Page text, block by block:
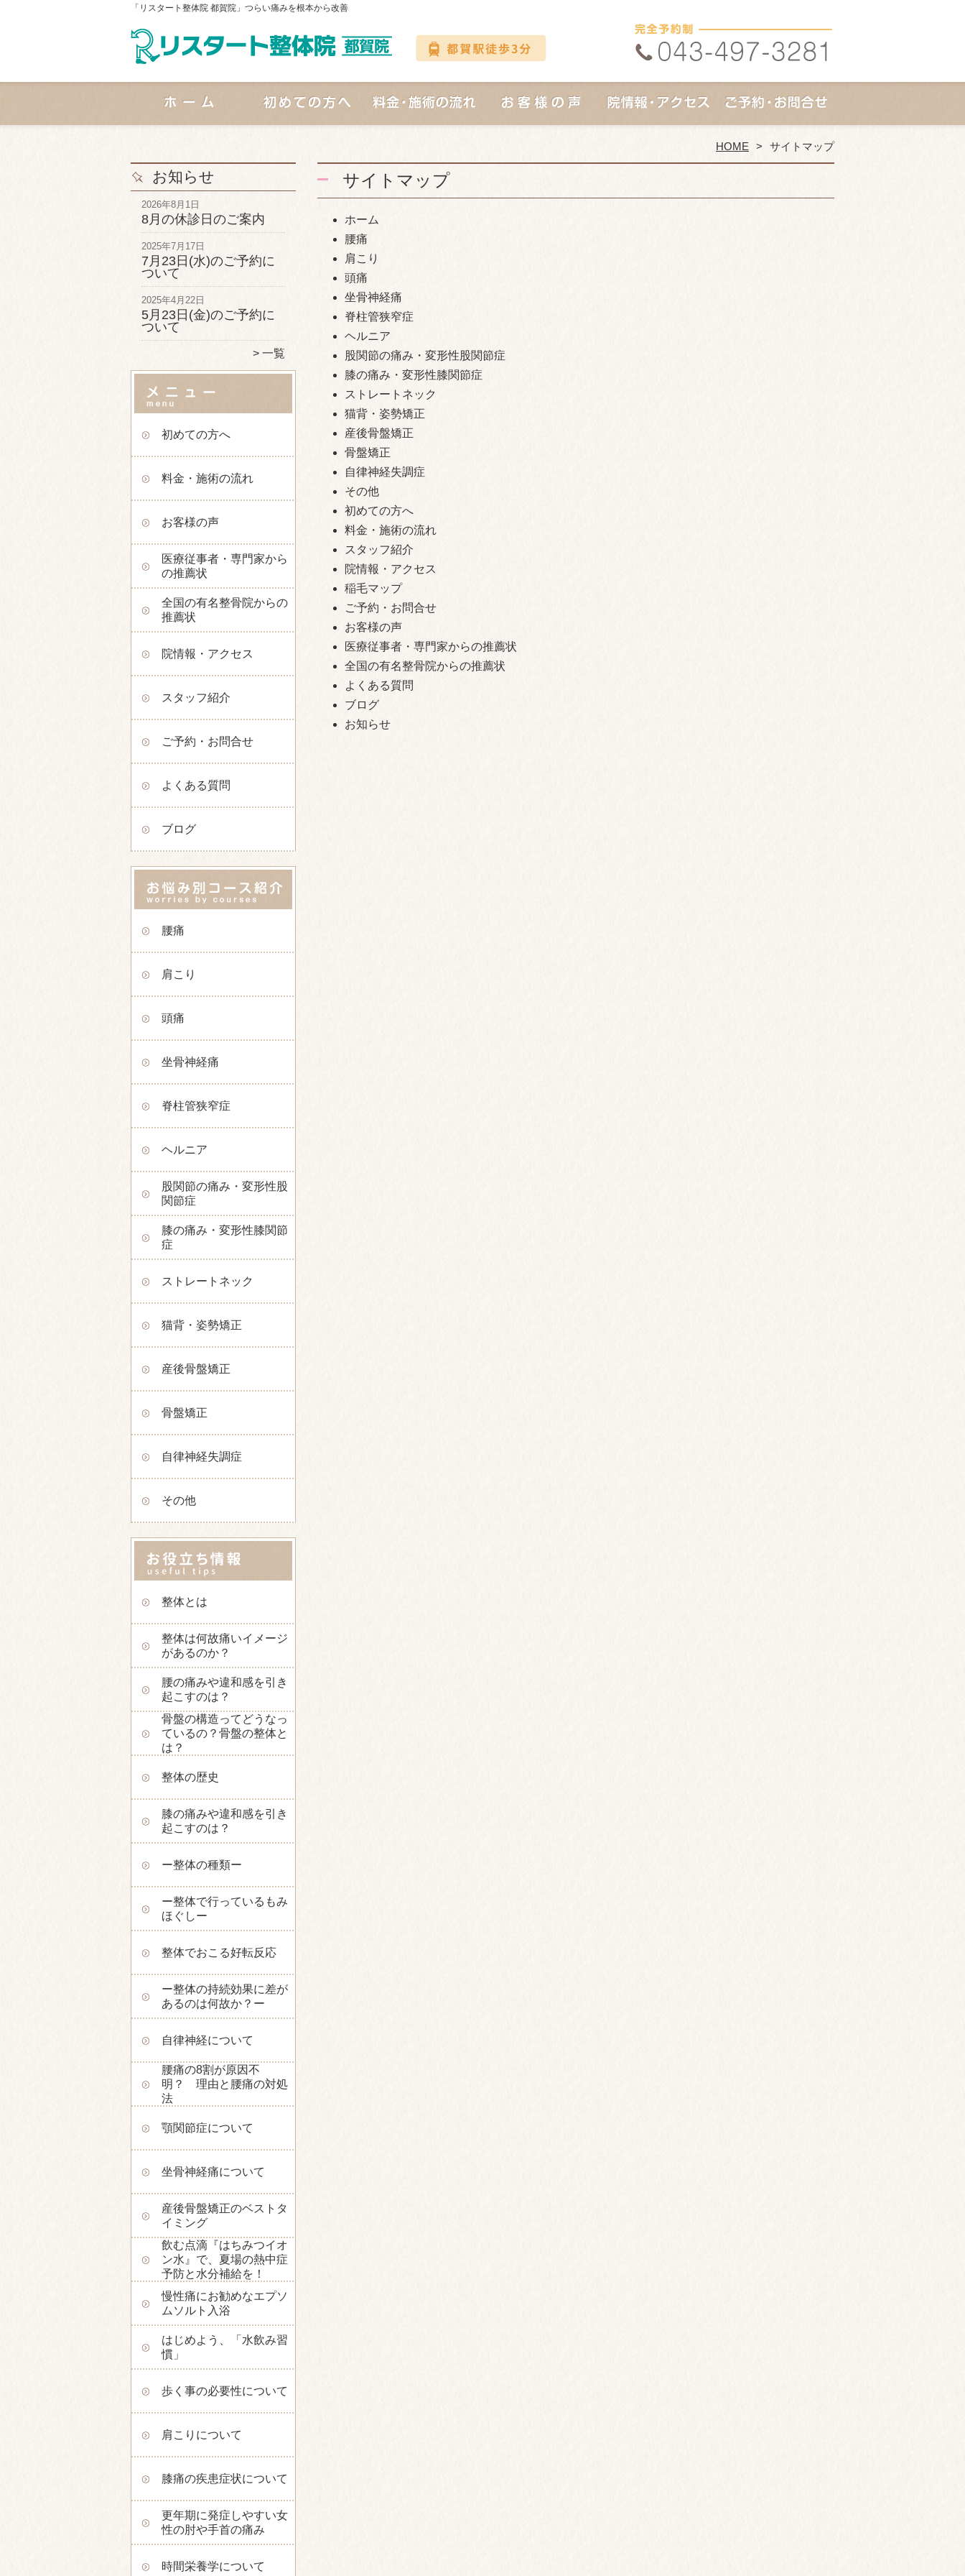
「リスタート整体院 都賀院」つらい痛みを根本から改善
HOME サイトマップ
お知らせ
2026年8月1日
8月の休診日のご案内
2025年7月17日
7月23日(水)のご予約に
ついて
2025年4月22日
5月23日(金)のご予約に
ついて
一覧
初めての方へ
料金・施術の流れ
お客様の声
医療従事者・専門家から
の推薦状
全国の有名整骨院からの
推薦状
院情報・アクセス
スタッフ紹介
ご予約・お問合せ
よくある質問
ブログ
腰痛
肩こり
頭痛
坐骨神経痛
脊柱管狭窄症
ヘルニア
股関節の痛み・変形性股
関節症
膝の痛み・変形性膝関節
症
ストレートネック
猫背・姿勢矯正
産後骨盤矯正
骨盤矯正
自律神経失調症
その他
整体とは
整体は何故痛いイメージ
があるのか？
腰の痛みや違和感を引き
起こすのは？
骨盤の構造ってどうなっ
ているの？骨盤の整体と
は？
整体の歴史
膝の痛みや違和感を引き
起こすのは？
ー整体の種類ー
ー整体で行っているもみ
ほぐしー
整体でおこる好転反応
ー整体の持続効果に差が
あるのは何故か？ー
自律神経について
腰痛の8割が原因不
明？ 理由と腰痛の対処
法
顎関節症について
坐骨神経痛について
産後骨盤矯正のベストタ
イミング
飲む点滴『はちみつイオ
ン水』で、夏場の熱中症
予防と水分補給を！
慢性痛にお勧めなエプソ
ムソルト入浴
はじめよう、「水飲み習
慣」
歩く事の必要性について
肩こりについて
膝痛の疾患症状について
更年期に発症しやすい女
性の肘や手首の痛み
時間栄養学について
サイトマップ
ホーム
腰痛
肩こり
頭痛
坐骨神経痛
脊柱管狭窄症
ヘルニア
股関節の痛み・変形性股関節症
膝の痛み・変形性膝関節症
ストレートネック
猫背・姿勢矯正
産後骨盤矯正
骨盤矯正
自律神経失調症
その他
初めての方へ
料金・施術の流れ
スタッフ紹介
院情報・アクセス
稲毛マップ
ご予約・お問合せ
お客様の声
医療従事者・専門家からの推薦状
全国の有名整骨院からの推薦状
よくある質問
ブログ
お知らせ